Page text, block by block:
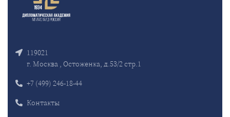
119021
г. Москва , Остоженка, д.53/2 стр.1
+7 (499) 246-18-44
Контакты